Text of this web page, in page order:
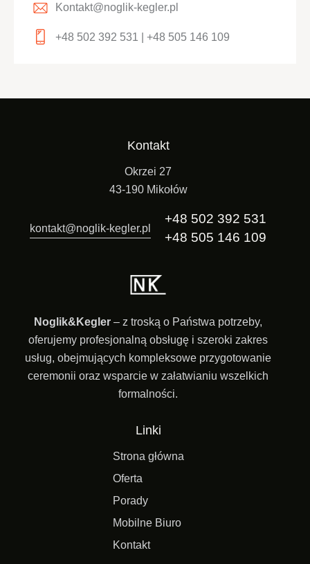
Kontakt@noglik-kegler.pl
+48 502 392 531 | +48 505 146 109
Kontakt
Okrzei 27
43-190 Mikołów
kontakt@noglik-kegler.pl
+48 502 392 531
+48 505 146 109
Noglik&Kegler – z troską o Państwa potrzeby,
oferujemy profesjonalną obsługę i szeroki zakres
usług, obejmujących kompleksowe przygotowanie
ceremonii oraz wsparcie w załatwianiu wszelkich
formalności.
Linki
Strona główna
Oferta
Porady
Mobilne Biuro
Kontakt